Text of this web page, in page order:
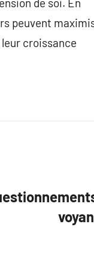
peuvent
croissance